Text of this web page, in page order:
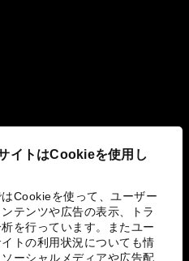
イトはCookieを使用し
Cookieを使って、ユーザー
テンツや広告の表示、トラ
を行っています。またユー
トの利用状況についても情
ーシャルメディアや広告配
み